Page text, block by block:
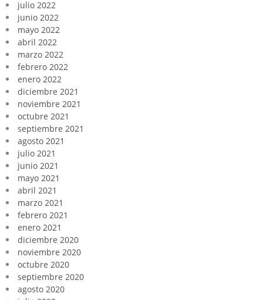
julio 2022
junio 2022
mayo 2022
abril 2022
marzo 2022
febrero 2022
enero 2022
diciembre 2021
noviembre 2021
octubre 2021
septiembre 2021
agosto 2021
julio 2021
junio 2021
mayo 2021
abril 2021
marzo 2021
febrero 2021
enero 2021
diciembre 2020
noviembre 2020
octubre 2020
septiembre 2020
agosto 2020